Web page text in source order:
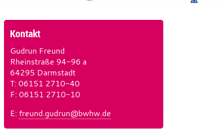
Kontakt
Gudrun Freund
Rheinstraße 94-96 a
64295 Darmstadt
Te
l
f
o
: 06151 2710-40
Fa: 06151 2710-10
E-: freund.gudrun@bwhw.de